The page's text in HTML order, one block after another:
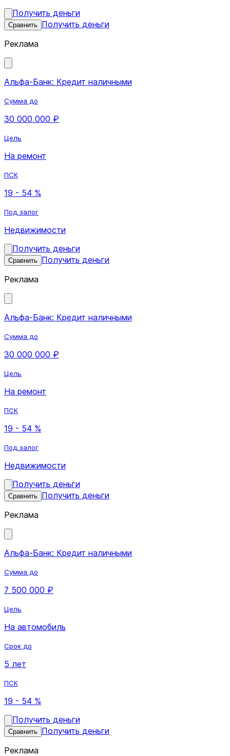
Получить деньги
Сравнить Получить деньги
Реклама
Альфа-Банк: Кредит наличными
Сумма до
30 000 000 ₽
Цель
На ремонт
ПСК
19 - 54 %
Под залог
Недвижимости
Получить деньги
Сравнить Получить деньги
Реклама
Альфа-Банк: Кредит наличными
Сумма до
30 000 000 ₽
Цель
На ремонт
ПСК
19 - 54 %
Под залог
Недвижимости
Получить деньги
Сравнить Получить деньги
Реклама
Альфа-Банк: Кредит наличными
Сумма до
7 500 000 ₽
Цель
На автомобиль
Срок до
5 лет
ПСК
19 - 54 %
Получить деньги
Сравнить Получить деньги
Реклама